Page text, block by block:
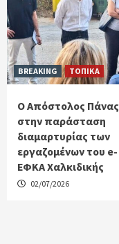
BREAKING ΤΟΠΙΚΑ
Ο Απόστολος Πάνας
στην παράσταση
διαμαρτυρίας των
εργαζομένων του e-
ΕΦΚΑ Χαλκιδικής
02/07/2026